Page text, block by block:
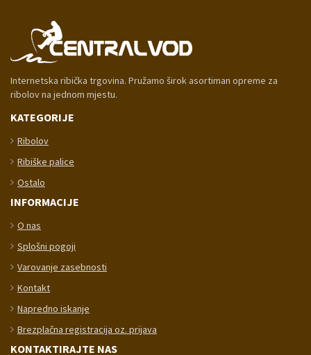
Internetska ribička trgovina. Pružamo širok asortiman opreme za
ribolov na jednom mjestu.
KATEGORIJE
Ribolov
Ribiške palice
Ostalo
INFORMACIJE
O nas
Splošni pogoji
Varovanje zasebnosti
Kontakt
Napredno iskanje
Brezplačna registracija oz. prijava
KONTAKTIRAJTE NAS